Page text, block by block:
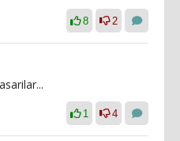
8 2
1 4